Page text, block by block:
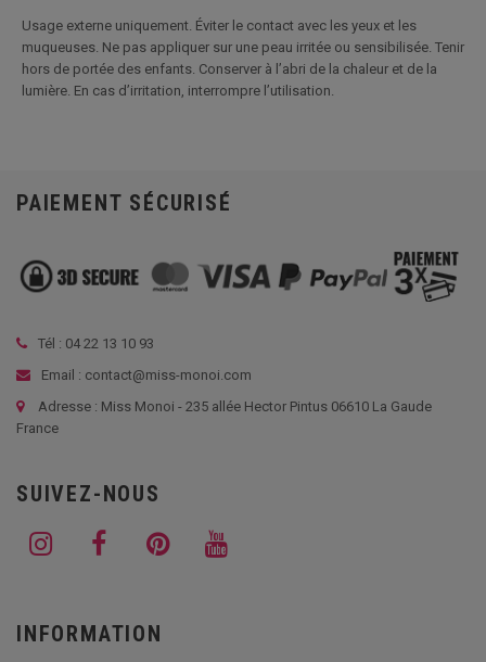
Usage externe uniquement. Éviter le contact avec les yeux et les
muqueuses. Ne pas appliquer sur une peau irritée ou sensibilisée. Tenir
hors de portée des enfants. Conserver à l’abri de la chaleur et de la
lumière. En cas d’irritation, interrompre l’utilisation.
PAIEMENT SÉCURISÉ
Tél : 04 22 13 10 93
Email : contact@miss-monoi.com
Adresse : Miss Monoi - 235 allée Hector Pintus 06610 La Gaude
France
SUIVEZ-NOUS
INFORMATION